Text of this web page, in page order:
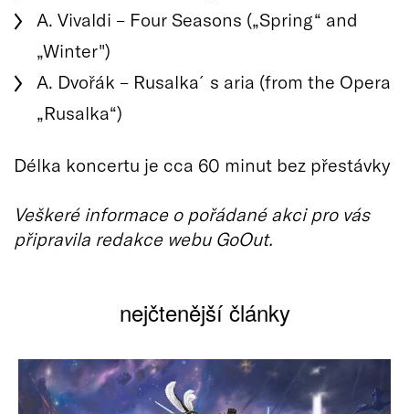
A. Vivaldi – Four Seasons („Spring“ and
„Winter")
A. Dvořák – Rusalka´s aria (from the Opera
„Rusalka“)
Délka koncertu je cca 60 minut bez přestávky
Veškeré informace o pořádané akci pro vás
připravila redakce webu GoOut.
nejčtenější články